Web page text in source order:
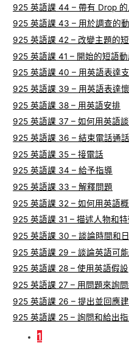
925 英語課 44 – 帶有 Drop
925 英語課 43 – 用於調查的
925 英語課 42 – 改變主題的
925 英語課 41 – 開始的短語動
925 英語課 40 – 用英語表達
925 英語課 39 – 用英語表達
925 英語課 38 – 用英語安排
925 英語課 37 – 如何用英語
925 英語課 36 – 結束電話通話
925 英語課 35 – 接電話
925 英語課 34 – 給予指導
925 英語課 33 – 解釋問題
925 英語課 32 – 如何用英語
925 英語課 31 – 描述人物和
925 英語課 30 – 談論時間和
925 英語課 29 – 談論英語可
925 英語課 28 – 使用英語假設
925 英語課 27 – 用問題來詢
925 英語課 26 – 提出並回應
925 英語課 25 – 詢問和給出
1